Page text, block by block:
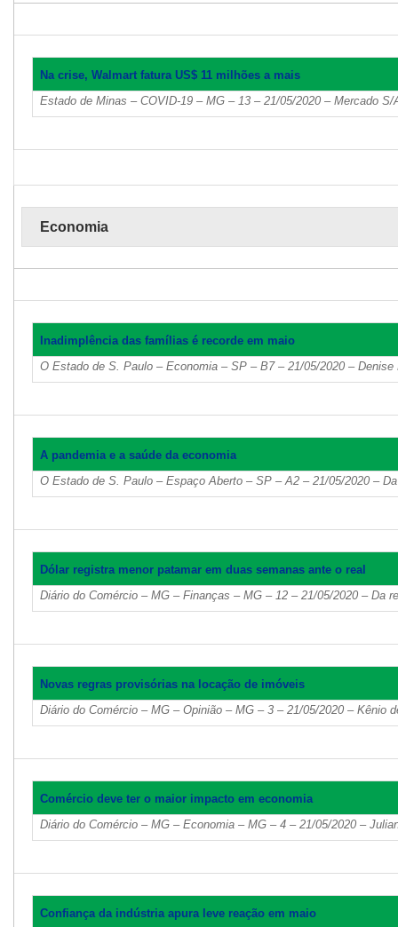
Na crise, Walmart fatura US$ 11 milhões a mais
Estado de Minas – COVID-19 – MG – 13 – 21/05/2020 – Mercado S/
Economia
Inadimplência das famílias é recorde em maio
O Estado de S. Paulo – Economia – SP – B7 – 21/05/2020 – Denise
A pandemia e a saúde da economia
O Estado de S. Paulo – Espaço Aberto – SP – A2 – 21/05/2020 –
Dólar registra menor patamar em duas semanas ante o real
Diário do Comércio – MG – Finanças – MG – 12 – 21/05/2020 – Da
Novas regras provisórias na locação de imóveis
Diário do Comércio – MG – Opinião – MG – 3 – 21/05/2020 – Kênio
Comércio deve ter o maior impacto em economia
Diário do Comércio – MG – Economia – MG – 4 – 21/05/2020 –
Confiança da indústria apura leve reação em maio